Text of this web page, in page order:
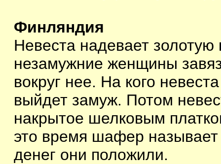
Финляндия
Невеста надевает
незамужние женщины
вокруг нее. На кого
выйдет замуж. Потом
накрытое шелковым
это время шафер
денег они положили.